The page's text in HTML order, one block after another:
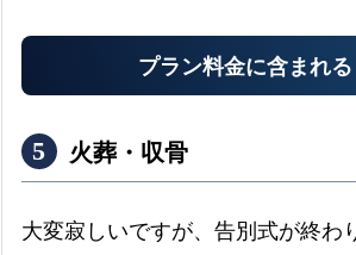
プラン料金に含まれ
火葬・収骨
大変寂しいですが、告別式が終わ